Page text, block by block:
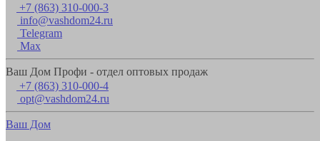
+7 (863) 310-000-3
info@vashdom24.ru
Telegram
Max
Ваш Дом Профи - отдел оптовых продаж
+7 (863) 310-000-4
opt@vashdom24.ru
Ваш Дом